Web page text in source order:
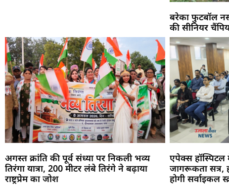
बरेका फुटबॉल
की सीनियर
अगस्त क्रांति की पूर्व संध्या पर निकली भव्य
तिरंगा यात्रा, 200 मीटर लंबे तिरंगे ने बढ़ाया
राष्ट्रप्रेम का जोश
एपेक्स
जागरूकता सत्र,
होगी सर्वाइकल